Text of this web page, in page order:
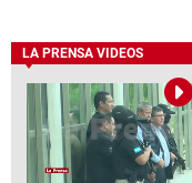
LA PRENSA VIDEOS